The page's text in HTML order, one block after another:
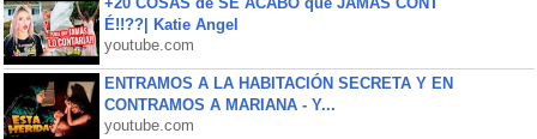
É!!??| Katie Angel
youtube.com
ENTRAMOS A LA HABITACIÓN SECRETA Y EN
CONTRAMOS A MARIANA - Y...
youtube.com